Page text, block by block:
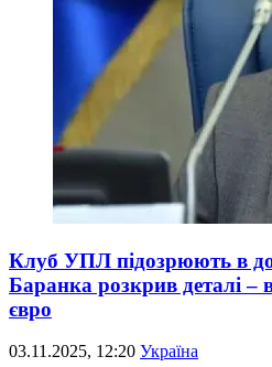
Клуб УПЛ підозрюють в
Баранка розкрив деталі –
євро
03.11.2025, 12:20 Україна